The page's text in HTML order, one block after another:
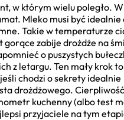
w którym wielu poległo.
Mleko musi być idealnie
Takie w temperaturze
gorące zabije drożdże na
o puszystych
z letargu. Ten mały krok
chodzi o sekrety idealnie
drożdżowego.
kuchenny (albo test
przyjaciele na tym